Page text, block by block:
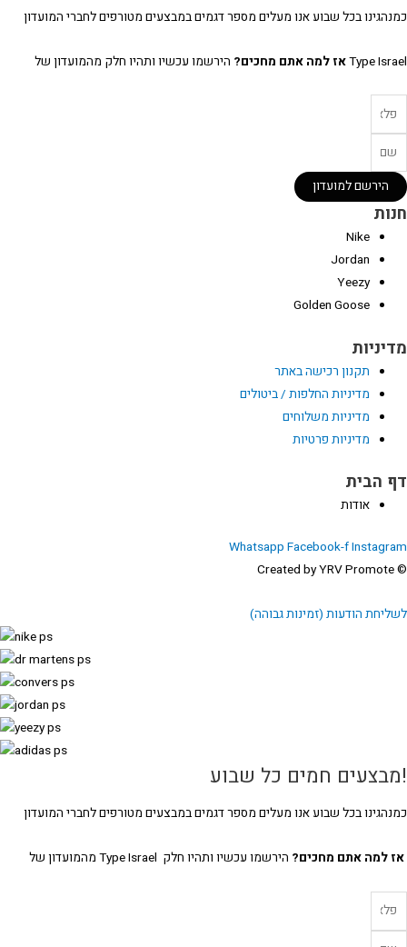
בכל שבוע אנו מעלים מספר דגמים במבצעים מטורפים לחברי המועדון
Typeאז למה אתם מחכים?הירשמו עכשיו ותהיו חלק מהמועדון של
הירשם למועדון
Nike
Jordan
Yeezy
Golden Goose
תקנון רכישה באתר
מדיניות החלפות / ביטולים
מדיניות משלוחים
מדיניות פרטיות
הבית
אודות
WhatsappFacebook-f
©
הודעות (זמינות גבוהה)
חמים כל שבוע
בכל שבוע אנו מעלים מספר דגמים במבצעים מטורפים לחברי המועדון
למה אתם מחכים?הירשמו עכשיו ותהיו חלק Type Israel מהמועדון של